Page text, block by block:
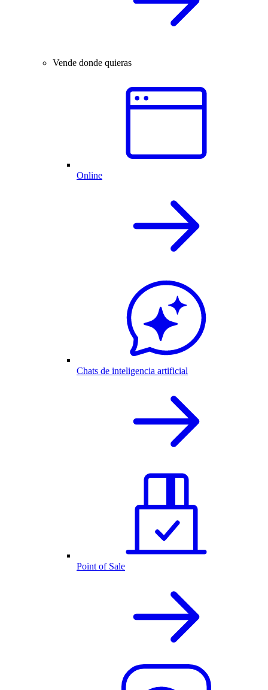
Vende donde quieras
Online
Chats de inteligencia artificial
Point of Sale